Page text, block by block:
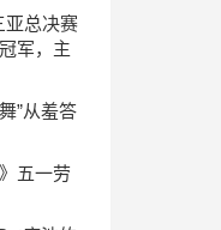
亚总决赛
军，主
”从羞答
五一劳